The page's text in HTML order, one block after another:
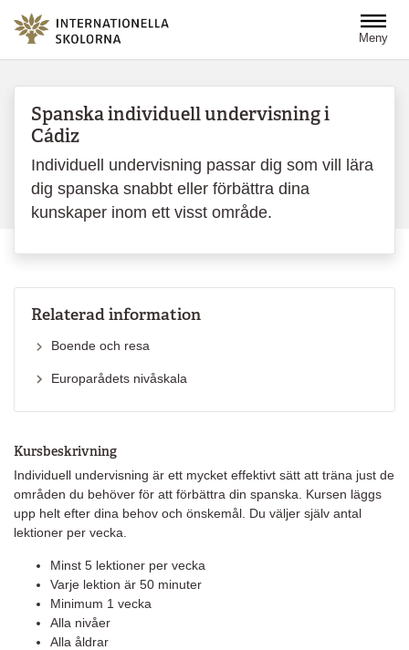
Meny
Spanska individuell undervisning i
Cádiz
Individuell undervisning passar dig som vill lära
dig spanska snabbt eller förbättra dina
kunskaper inom ett visst område.
Kursbeskrivning
Individuell undervisning är ett mycket effektivt sätt att träna just de
områden du behöver för att förbättra din spanska. Kursen läggs
upp helt efter dina behov och önskemål. Du väljer själv antal
lektioner per vecka.
Minst 5 lektioner per vecka
Varje lektion är 50 minuter
Minimum 1 vecka
Alla nivåer
Alla åldrar
Relaterad information
Boende och resa
Europarådets nivåskala